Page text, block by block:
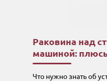
Раковина над
машиной:
Что нужно знать об